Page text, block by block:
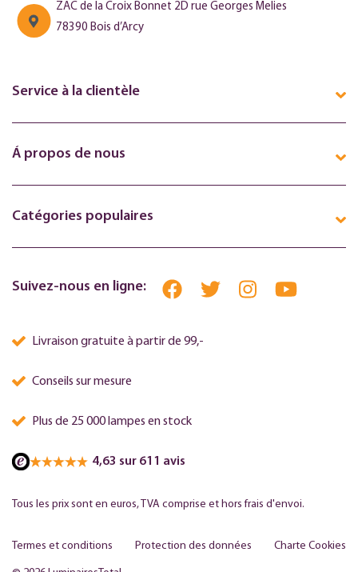
ZAC de la Croix Bonnet 2D rue Georges Melies
78390 Bois d’Arcy
Service à la clientèle
Á propos de nous
Catégories populaires
Suivez-nous en ligne:
Livraison gratuite à partir de 99,-
Conseils sur mesure
Plus de 25 000 lampes en stock
4,63 sur 611 avis
Tous les prix sont en euros, TVA comprise et hors frais d'envoi.
Termes et conditions Protection des données Charte Cookies